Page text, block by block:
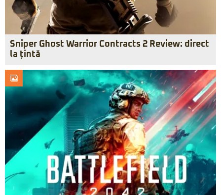
Sniper Ghost Warrior Contracts 2 Review: direct
la țintă